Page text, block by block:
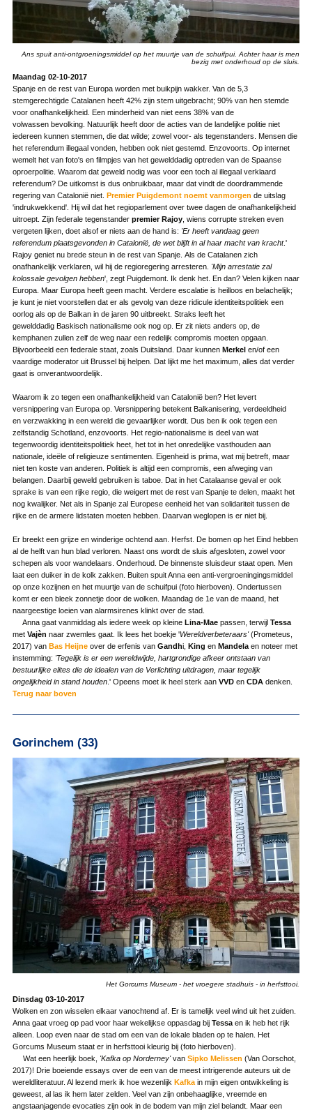
Ans spuit anti-ontgroeningsmiddel op het muurtje van de schuifpui. Achter haar is men
bezig met onderhoud op de sluis.
Maandag 02-10-2017
Spanje en de rest van Europa worden met buikpijn wakker. Van de 5,3
stemgerechtigde Catalanen heeft 42% zijn stem uitgebracht; 90% van hen stemde
voor onafhankelijkheid. Een minderheid van niet eens 38% van de
volwassen bevolking. Natuurlijk heeft door de acties van de landelijke politie niet
iedereen kunnen stemmen, die dat wilde; zowel voor- als tegenstanders. Mensen die
het referendum illegaal vonden, hebben ook niet gestemd. Enzovoorts. Op internet
wemelt het van foto's en filmpjes van het gewelddadig optreden van de Spaanse
oproerpolitie. Waarom dat geweld nodig was voor een toch al illegaal verklaard
referendum? De uitkomst is dus onbruikbaar, maar dat vindt de doordrammende
regering van Catalonië niet. Premier Puigdemont noemt vanmorgen de uitslag
'indrukwekkend'. Hij wil dat het regioparlement over twee dagen de onafhankelijkheid
uitroept. Zijn federale tegenstander premier Rajoy, wiens corrupte streken even
vergeten lijken, doet alsof er niets aan de hand is: 'Er heeft vandaag geen
referendum plaatsgevonden in Catalonië, de wet blijft in al haar macht van kracht.'
Rajoy geniet nu brede steun in de rest van Spanje. Als de Catalanen zich
onafhankelijk verklaren, wil hij de regioregering arresteren. 'Mijn arrestatie zal
kolossale gevolgen hebben', zegt Puigdemont. Ik denk het. En dan? Velen kijken naar
Europa. Maar Europa heeft geen macht. Verdere escalatie is heilloos en belachelijk;
je kunt je niet voorstellen dat er als gevolg van deze ridicule identiteitspolitiek een
oorlog als op de Balkan in de jaren 90 uitbreekt. Straks leeft het
gewelddadig Baskisch nationalisme ook nog op. Er zit niets anders op, de
kemphanen zullen zelf de weg naar een redelijk compromis moeten opgaan.
Bijvoorbeeld een federale staat, zoals Duitsland. Daar kunnen Merkelen/of een
vaardige moderator uit Brussel bij helpen. Dat lijkt me het maximum, alles dat verder
gaat is onverantwoordelijk.
Waarom ik zo tegen een onafhankelijkheid van Catalonië ben? Het levert
versnippering van Europa op. Versnippering betekent Balkanisering, verdeeldheid
en verzwakking in een wereld die gevaarlijker wordt. Dus ben ik ook tegen een
zelfstandig Schotland, enzovoorts. Het regio-nationalisme is deel van wat
tegenwoordig identiteitspolitiek heet, het tot in het onredelijke vasthouden aan
nationale, ideële of religieuze sentimenten. Eigenheid is prima, wat mij betreft, maar
niet ten koste van anderen. Politiek is altijd een compromis, een afweging van
belangen. Daarbij geweld gebruiken is taboe. Dat in het Catalaanse geval er ook
sprake is van een rijke regio, die weigert met de rest van Spanje te delen, maakt het
nog kwalijker. Net als in Spanje zal Europese eenheid het van solidariteit tussen de
rijke en de armere lidstaten moeten hebben. Daarvan weglopen is er niet bij.
Er breekt een grijze en winderige ochtend aan. Herfst. De bomen op het Eind hebben
al de helft van hun blad verloren. Naast ons wordt de sluis afgesloten, zowel voor
schepen als voor wandelaars. Onderhoud. De binnenste sluisdeur staat open. Men
laat een duiker in de kolk zakken. Buiten spuit Anna een anti-vergroeningingsmiddel
op onze kozijnen en het muurtje van de schuifpui (foto hierboven). Ondertussen
komt er een bleek zonnetje door de wolken. Maandag de 1e van de maand, het
naargeestige loeien van alarmsirenes klinkt over de stad.
Anna gaat vanmiddag als iedere week op kleine Lina-Maepassen, terwijl Tessa
met Vajèn naar zwemles gaat. Ik lees het boekje 'Wereldverbeteraars'(Prometeus,
2017) van Bas Heijne over de erfenis van Gandhi, King en Mandelaen noteer met
instemming: 'Tegelijk is er een wereldwijde, hartgrondige afkeer ontstaan van
bestuurlijke elites die de idealen van de Verlichting uitdragen, maar tegelijk
ongelijkheid in stand houden.' Opeens moet ik heel sterk aanVVDen CDAdenken.
Terug naar boven
Gorinchem (33)
Het Gorcums Museum - het vroegere stadhuis - in herfsttooi.
Dinsdag 03-10-2017
Wolken en zon wisselen elkaar vanochtend af. Er is tamelijk veel wind uit het zuiden.
Anna gaat vroeg op pad voor haar wekelijkse oppasdag bij Tessaen ik heb het rijk
alleen. Loop even naar de stad om een van de lokale bladen op te halen. Het
Gorcums Museum staat er in herfsttooi kleurig bij (foto hierboven).
Wat een heerlijk boek, 'Kafka op Norderney'van Sipko Melissen (Van Oorschot,
2017)! Drie boeiende essays over de een van de meest intrigerende auteurs uit de
wereldliteratuur. Al lezend merk ik hoe wezenlijkKafka in mijn eigen ontwikkeling is
geweest, al las ik hem later zelden. Veel van zijn onbehaaglijke, vreemde en
angstaanjagende evocaties zijn ook in de bodem van mijn ziel belandt. Maar een